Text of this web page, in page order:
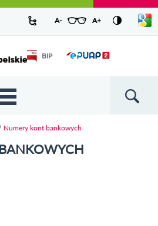
Lubelskim -
A-pomniejsz czcionkę
Zresetuj czcionkę
A+powiększ czcionkę
listę
Przejdź do strony startowej
BIPOdnośnik
{{
menu'
| t }}
Numery kont bankowych